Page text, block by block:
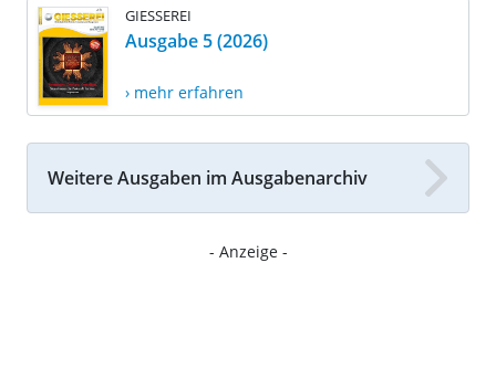
GIESSEREI
Ausgabe 5 (2026)
› mehr erfahren
Weitere Ausgaben im Ausgabenarchiv
- Anzeige -